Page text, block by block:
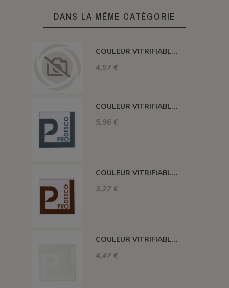
DANS LA MÊME CATÉGORIE
COULEUR VITRIFIABLE DÉCOR SANS PLOMB JAUNE VA105
4,57 €
COULEUR VITRIFIABLE DÉCOR SANS PLOMB GRIS VA116
5,96 €
COULEUR VITRIFIABLE DÉCOR SANS PLOMB CHOCOLAT VA109
3,27 €
COULEUR VITRIFIABLE DÉCOR SANS PLOMB BLANC VA103
4,47 €